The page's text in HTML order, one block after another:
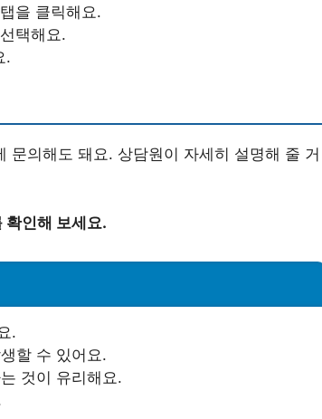
을 클릭해요.
택해요.
.
문의해도 돼요. 상담원이 자세히 설명해 줄 거
확인해 보세요.
.
할 수 있어요.
것이 유리해요.